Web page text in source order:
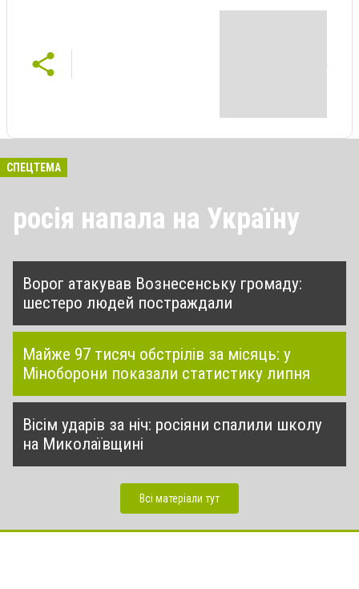
СПЕЦТЕМА
росія напала на Україну
Ворог атакував Вознесенську громаду:
шестеро людей постраждали
Майже 97 тисяч обстрілів за місяць: у
Міноборони показали статистику липня
Вісім ударів за ніч: росіяни спалили школу
на Миколаївщині
Всі матеріали тут